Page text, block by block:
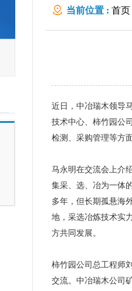
当前位置 : 首页
近日，中冶瑞木领导
技术中心、柿竹园公
检测、采购管理等方
马永明在交流会上介
集采、选、冶为一体
多年，但长期孤悬海
地，采选冶炼技术实
方共同发展。
柿竹园公司总工程师
交流。中冶瑞木公司